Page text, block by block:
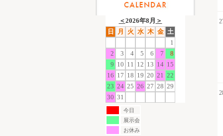
＜2026年8月 ＞
日
月 火 水 木 金 土
1
2
3 4 5 6 7
8
9 10 11 12 13 14 15
16 17 18 19 20 21 22
23 24 25 26 27 28 29
30 31
今日
展示会
お休み